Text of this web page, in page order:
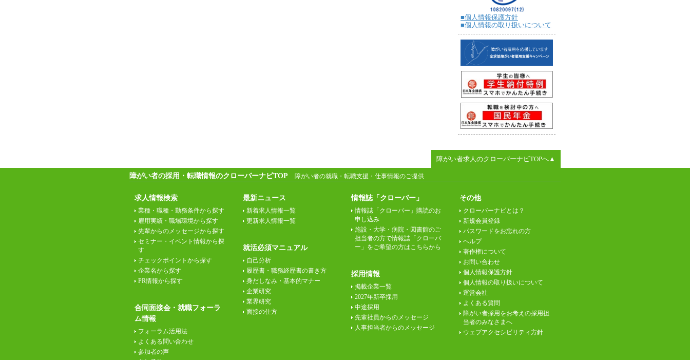
■個人情報保護方針
■個人情報の取り扱いについて
障がい者求人のクローバーナビTOPへ▲
障がい者の採用・転職情報のクローバーナビTOP 障がい者の就職・転職支援・仕事情報のご提供
求人情報検索
業種・職種・勤務条件から探す
雇用実績・職場環境から探す
先輩からのメッセージから探す
セミナー・イベント情報から探
す
チェックポイントから探す
企業名から探す
PR情報から探す
合同面接会・就職フォーラ
ム情報
フォーラム活用法
よくある問い合わせ
参加者の声
最新ニュース
新着求人情報一覧
更新求人情報一覧
就活必須マニュアル
自己分析
履歴書・職務経歴書の書き方
身だしなみ・基本的マナー
企業研究
業界研究
面接の仕方
情報誌「クローバー」
情報誌「クローバー」購読のお
申し込み
施設・大学・病院・図書館のご
担当者の方で情報誌「クローバ
ー」をご希望の方はこちらから
採用情報
掲載企業一覧
2027年新卒採用
中途採用
先輩社員からのメッセージ
人事担当者からのメッセージ
その他
クローバーナビとは？
新規会員登録
パスワードをお忘れの方
ヘルプ
著作権について
お問い合わせ
個人情報保護方針
個人情報の取り扱いについて
運営会社
よくある質問
障がい者採用をお考えの採用担
当者のみなさまへ
ウェブアクセシビリティ方針